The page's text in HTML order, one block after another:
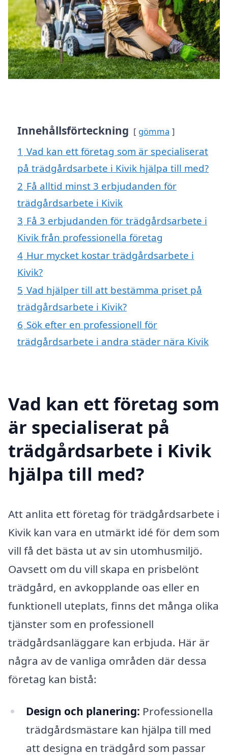
Innehållsförteckning gömma
1 Vad kan ett företag som är specialiserat
på trädgårdsarbete i Kivik hjälpa till med?
2 Få alltid minst 3 erbjudanden för
trädgårdsarbete i Kivik
3 Få 3 erbjudanden för trädgårdsarbete i
Kivik från professionella företag
4 Hur mycket kostar trädgårdsarbete i
Kivik?
5 Vad hjälper till att bestämma priset på
trädgårdsarbete i Kivik?
6 Sök efter en professionell för
trädgårdsarbete i andra städer nära Kivik
Vad kan ett företag som
är specialiserat på
trädgårdsarbete i Kivik
hjälpa till med?
Att anlita ett företag för trädgårdsarbete i
Kivik kan vara en utmärkt idé för dem som
vill få det bästa ut av sin utomhusmiljö.
Oavsett om du vill skapa en prisbelönt
trädgård, en avkopplande oas eller en
funktionell uteplats, finns det många olika
tjänster som en professionell
trädgårdsanläggare kan erbjuda. Här är
några av de vanliga områden där dessa
företag kan bistå:
Design och planering: Professionella
trädgårdsmästare kan hjälpa till med
att designa en trädgård som passar